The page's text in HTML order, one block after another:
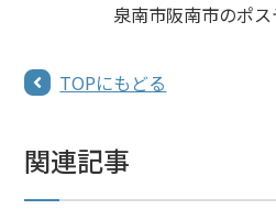
泉南市阪南市のポ
TOPにもどる
関連記事